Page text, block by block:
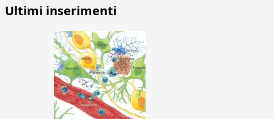
Ultimi inserimenti